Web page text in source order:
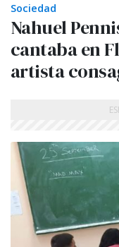
Sociedad
Nahuel
cantaba en
artista